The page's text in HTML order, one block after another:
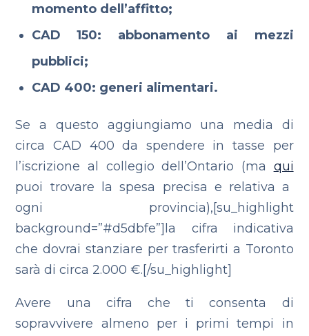
momento dell’affitto;
CAD 150: abbonamento ai mezzi
pubblici;
CAD 400: generi alimentari.
Se a questo aggiungiamo una media di
circa CAD 400 da spendere in tasse per
l’iscrizione al collegio dell’Ontario (ma qui
puoi trovare la spesa precisa e relativa a
ogni provincia),[su_highlight
background=”#d5dbfe”]la cifra indicativa
che dovrai stanziare per trasferirti a Toronto
sarà di circa 2.000 €.[/su_highlight]
Avere una cifra che ti consenta di
sopravvivere almeno per i primi tempi in